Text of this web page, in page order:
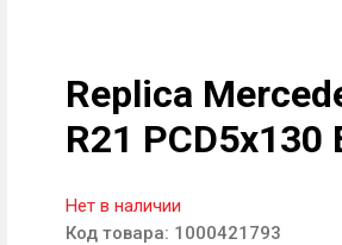
Replica
R21 PCD5x130
Нет в наличии
Код товара: 1000421793